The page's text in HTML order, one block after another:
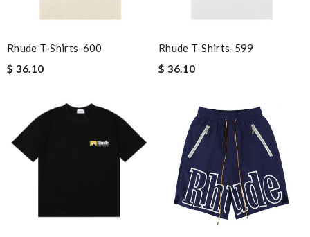
Rhude T-Shirts-600
$ 36.10
Rhude T-Shirts-599
$ 36.10